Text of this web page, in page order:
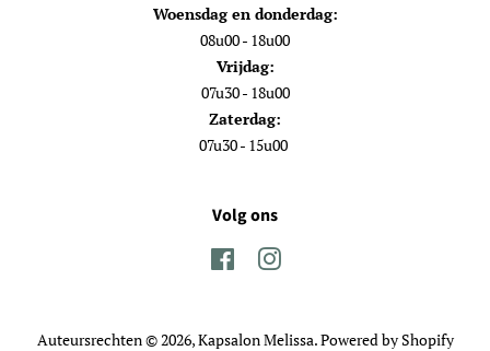
Woensdag en donderdag:
08u00 - 18u00
Vrijdag:
07u30 - 18u00
Zaterdag:
07u30 - 15u00
Volg ons
FacebookInstagram
Auteursrechten © 2026,Kapsalon Melissa. Powered by Shopify